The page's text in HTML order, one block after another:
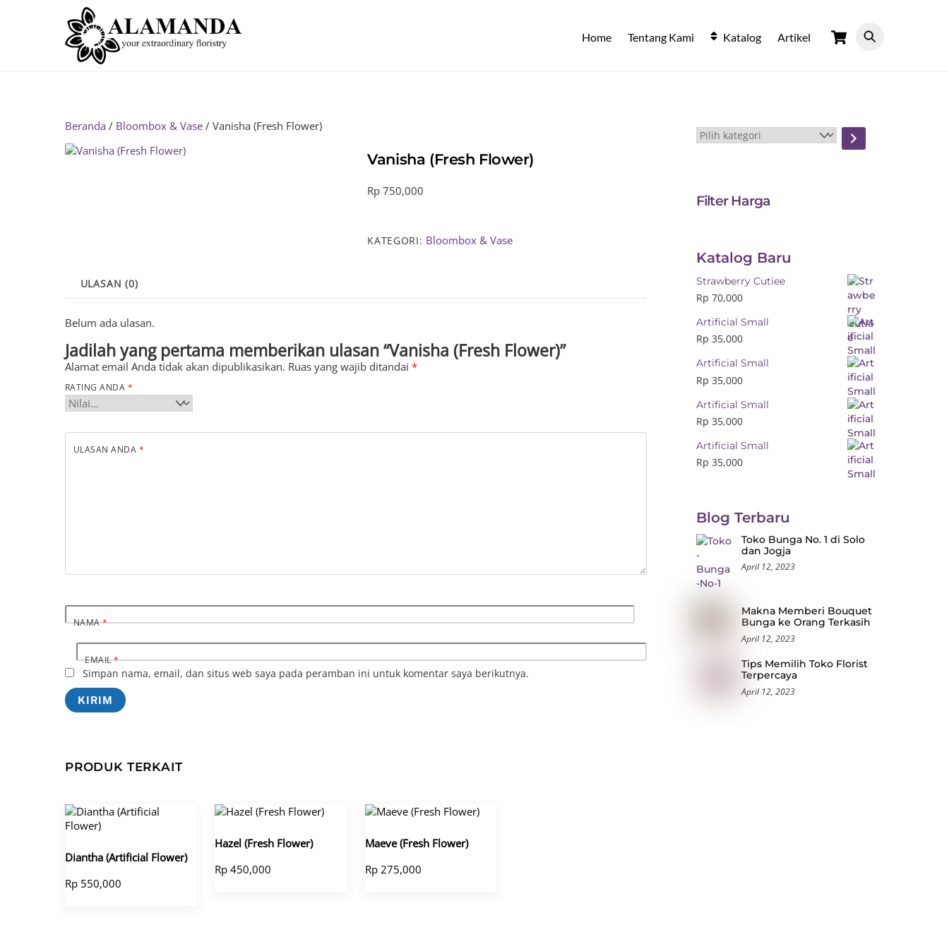
Cart
Home Tentang Kami Katalog Artikel
Beranda / Bloombox & Vase / Vanisha (Fresh Flower)
Vanisha (Fresh Flower)
Rp 750,000
KATEGORI: Bloombox & Vase
ULASAN (0)
Belum ada ulasan.
Jadilah yang pertama memberikan ulasan “Vanisha (Fresh Flower)”
Alamat email Anda tidak akan dipublikasikan. Ruas yang wajib ditandai *
RATING ANDA *
ULASAN ANDA *
NAMA*
EMAIL*
Simpan nama, email, dan situs web saya pada peramban ini untuk komentar saya berikutnya.
PRODUK TERKAIT
Diantha (Artificial Flower)
Rp 550,000
Hazel (Fresh Flower)
Rp 450,000
Maeve (Fresh Flower)
Rp275,000
Pilih
kategori
Filter Harga
Katalog Baru
Strawberry Cutiee
Rp 70,000
Artificial Small
Rp 35,000
Artificial Small
Rp 35,000
Artificial Small
Rp 35,000
Artificial Small
Rp 35,000
Blog Terbaru
Toko Bunga No. 1 di Solo
dan Jogja
April 12, 2023
Makna Memberi Bouquet
Bunga ke Orang Terkasih
April 12, 2023
Tips Memilih Toko Florist
Terpercaya
April 12, 2023